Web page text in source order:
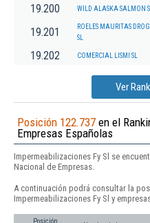
19.200 WILD ALASKA SALMON
19.201
ROELES MAURITAS
SL
19.202 COMERCIAL LISMI SL
Ver
Posición 122.737 en el
Empresas Españolas
Impermeabilizaciones Fy Sl se
Nacional de Empresas.
A continuación podrá consultar la
Impermeabilizaciones Fy Sl y
Posición